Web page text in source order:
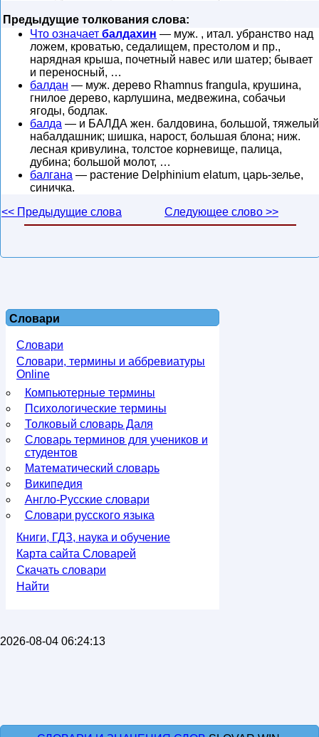
Предыдущие толкования слова:
Что означает балдахин — муж. , итал. убранство над
ложем, кроватью, седалищем, престолом и пр.,
нарядная крыша, почетный навес или шатер; бывает
и переносный, …
балдан — муж. дерево Rhamnus frangula, крушина,
гнилое дерево, карлушина, медвежина, собачьи
ягоды, бодлак.
балда — и БАЛДА жен. балдовина, большой, тяжелый
набалдашник; шишка, нарост, большая блона; ниж.
лесная кривулина, толстое корневище, палица,
дубина; большой молот, …
балгана — растение Delphinium elatum, царь-зелье,
синичка.
<< Предыдущие слова
Следующее слово >>
Словари
Словари
Словари, термины и аббревиатуры
Online
Компьютерные термины
Психологические термины
Толковый словарь Даля
Словарь терминов для учеников и
студентов
Математический словарь
Википедия
Англо-Русские словари
Словари русского языка
Книги, ГДЗ, наука и обучение
Карта сайта Словарей
Скачать словари
Найти
2026-08-04 06:24:13